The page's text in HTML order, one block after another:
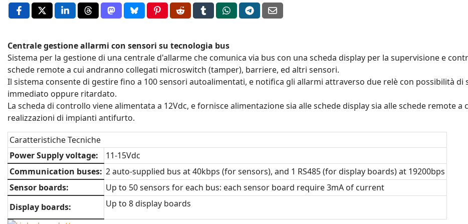
Centrale gestione allarmi con sensori su tecnologia bus
Sistema per la gestione di una centrale d'allarme che comunica via bus con una scheda display per la supervisione e
schede remote a cui andranno collegati microswitch (tamper), barriere, ed altri sensori.
Il sistema consente di gestire fino a 100 sensori autoalimentati, e notifica gli allarmi attraverso due relè con possibilità
immediato oppure ritardato.
La scheda di controllo viene alimentata a 12Vdc, e fornisce alimentazione sia alle schede display sia alle schede remote
realizzazioni di impianti antifurto.
Caratteristiche Tecniche
Power Supply voltage:
11-15Vdc
Communication buses: 2 auto-supplied bus at 40kbps (for sensors), and 1 RS485 (for display boards) at 19200bps
Sensor boards:
Up to 50 sensors for each bus: each sensor board require 3mA of current
Display boards:
Up to 8 display boards